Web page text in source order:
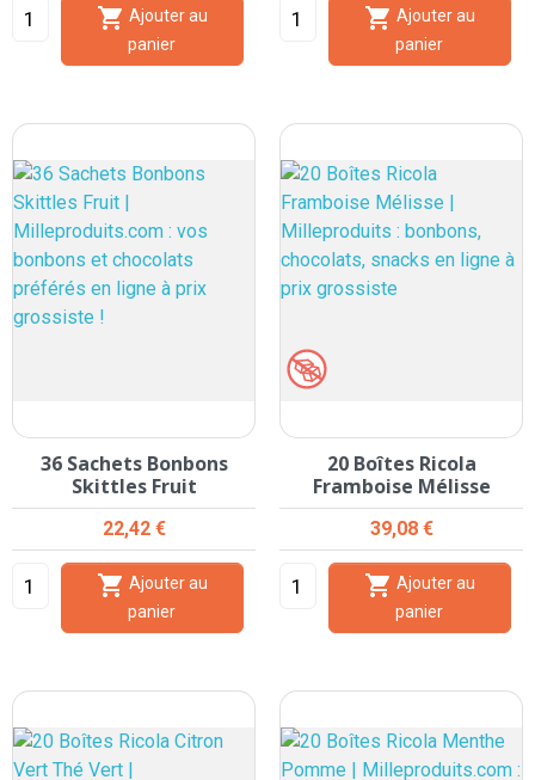

panier

panier
36 Sachets Bonbons
Skittles Fruit
Prix
22,42 €

panier
20 Boîtes Ricola
Framboise Mélisse
Prix
39,08 €

panier